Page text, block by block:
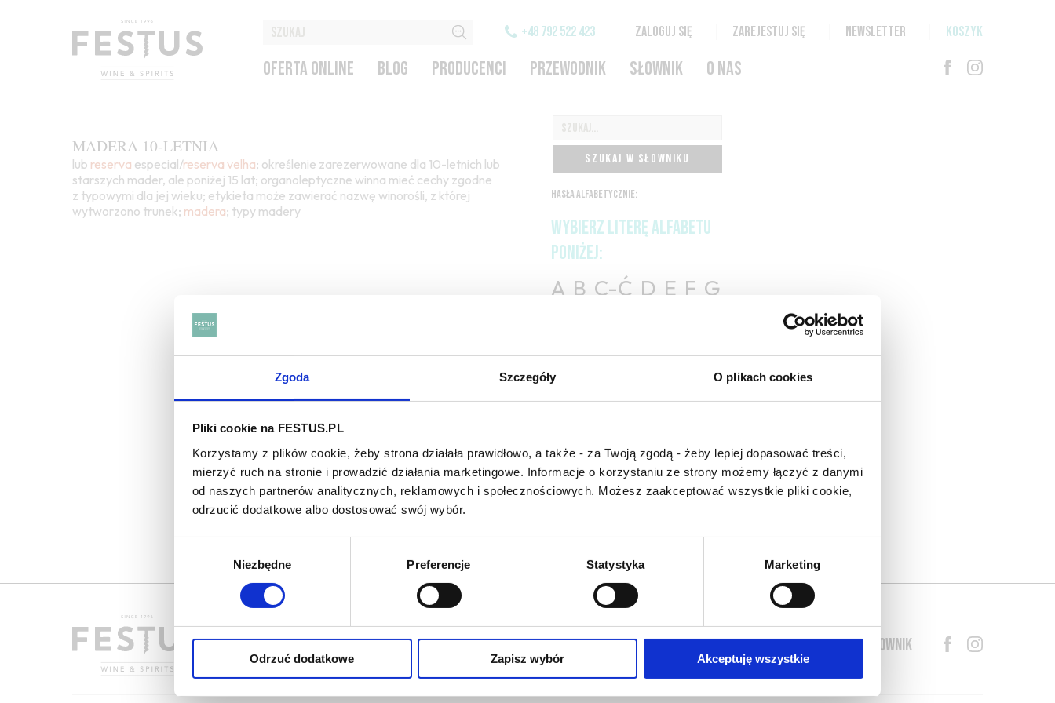
Zgoda Szczegóły O plikach cookies
Pliki cookie na FESTUS.PL
Korzystamy z plików cookie, żeby strona działała prawidłowo, a także - za Twoją zgodą - żeby lepiej dopasować treści,
mierzyć ruch na stronie i prowadzić działania marketingowe. Informacje o korzystaniu ze strony możemy łączyć z danymi
od naszych partnerów analitycznych, reklamowych i społecznościowych. Możesz zaakceptować wszystkie pliki cookie,
odrzucić dodatkowe albo dostosować swój wybór.
Niezbędne Preferencje Statystyka Marketing
Odrzuć dodatkowe Zapisz wybór Akceptuję wszystkie
+48 792 522 423 ZALOGUJ SIĘ ZAREJESTUJ SIĘ NEWSLETTER KOSZYK
OFERTA ONLINE BLOG PRODUCENCI PRZEWODNIK SŁOWNIK O NAS
MADERA 10-LETNIA
lub reserva especial/reserva velha; określenie zarezerwowane dla 10-letnich lub
starszych mader, ale poniżej 15 lat; organoleptyczne winna mieć cechy zgodne
z typowymi dla jej wieku; etykieta może zawierać nazwę winorośli, z której
wytworzono trunek; madera; typy madery
SZUKAJ W SŁOWNIKU
HASŁA ALFABETYCZNIE:
WYBIERZ LITERĘ ALFABETU
PONIŻEJ:
A B C-Ć D E F G
U
Z-Ź-Ż
słownika nowych haseł.
Jeśli jakis termin stwarza
Państwu szczególny
słowniku -proszę nas o
O NAS OFERTA ONLINE PRODUCENCI BLOG PRZEWODNIK SŁOWNIK